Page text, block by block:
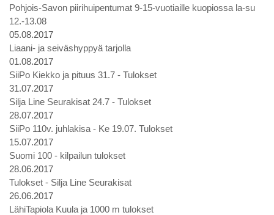
Pohjois-Savon piirihuipentumat 9-15-vuotiaille kuopiossa la-su
12.-13.08
05.08.2017
Liaani- ja seiväshyppyä tarjolla
01.08.2017
SiiPo Kiekko ja pituus 31.7 - Tulokset
31.07.2017
Silja Line Seurakisat 24.7 - Tulokset
28.07.2017
SiiPo 110v. juhlakisa - Ke 19.07. Tulokset
15.07.2017
Suomi 100 - kilpailun tulokset
28.06.2017
Tulokset - Silja Line Seurakisat
26.06.2017
LähiTapiola Kuula ja 1000 m tulokset